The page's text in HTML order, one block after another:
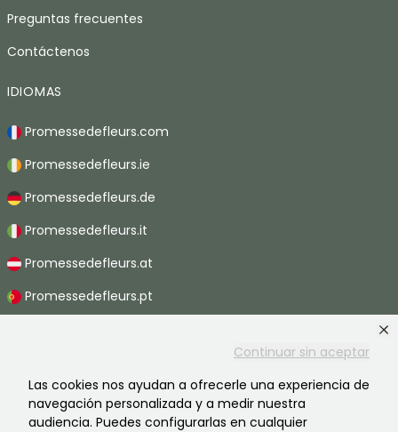
Continuar sin aceptar
Las cookies nos ayudan a ofrecerle una experiencia de
navegación personalizada y a medir nuestra
audiencia. Puedes configurarlas en cualquier
Preguntas frecuentes
Contáctenos
IDIOMAS
Promessedefleurs.com
Promessedefleurs.ie
Promessedefleurs.de
Promessedefleurs.it
Promessedefleurs.at
Promessedefleurs.pt
Promessedefleurs.ch